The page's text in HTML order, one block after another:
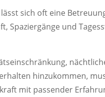
sich oft eine
Spaziergänge und
hinzukommen,
mit passender